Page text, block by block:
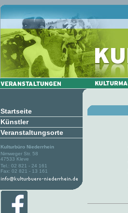
Startseite
Künstler
Veranstaltungsorte
Kulturbüro Niederrhein
Nimweger Str. 58
47533 Kleve
Tel.: 02 821 - 24 161
Fax: 02 821 - 13 161